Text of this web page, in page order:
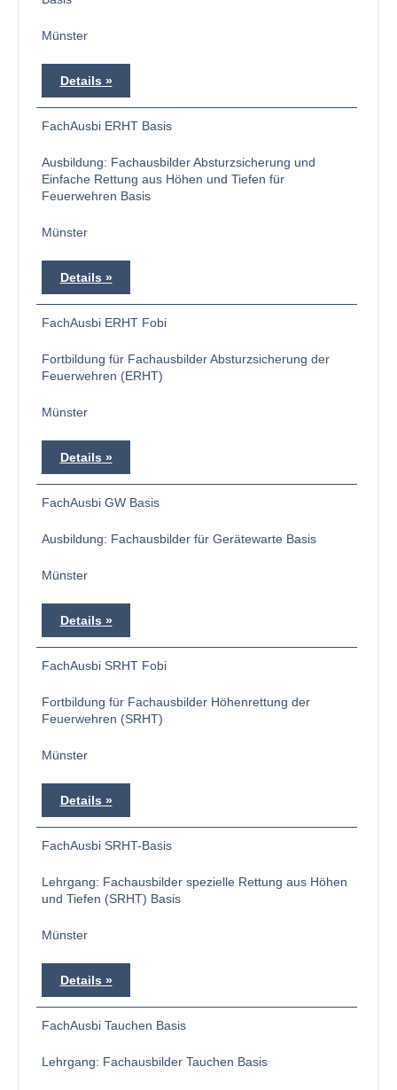
Münster
Details
FachAusbi ERHT Basis
Ausbildung: Fachausbilder Absturzsicherung und
Einfache Rettung aus Höhen und Tiefen für
Feuerwehren Basis
Münster
Details
FachAusbi ERHT Fobi
Fortbildung für Fachausbilder Absturzsicherung der
Feuerwehren (ERHT)
Münster
Details
FachAusbi GW Basis
Ausbildung: Fachausbilder für Gerätewarte Basis
Münster
Details
FachAusbi SRHT Fobi
Fortbildung für Fachausbilder Höhenrettung der
Feuerwehren (SRHT)
Münster
Details
FachAusbi SRHT-Basis
Lehrgang: Fachausbilder spezielle Rettung aus Höhen
und Tiefen (SRHT) Basis
Münster
Details
FachAusbi Tauchen Basis
Lehrgang: Fachausbilder Tauchen Basis